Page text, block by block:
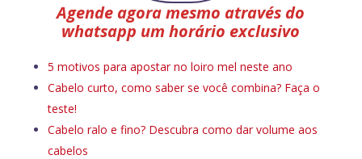
Agende agora mesmo através do
whatsapp um horário exclusivo
5 motivos para apostar no loiro mel neste ano
Cabelo curto, como saber se você combina? Faça o
teste!
Cabelo ralo e fino? Descubra como dar volume aos
cabelos